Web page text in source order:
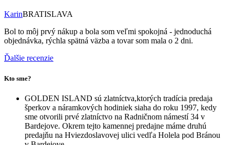
KarinBRATISLAVA
Bol to môj prvý nákup a bola som veľmi spokojná - jednoduchá
objednávka, rýchla spätná väzba a tovar som mala o 2 dni.
Ďalšie recenzie
Kto sme?
GOLDEN ISLAND sú zlatníctva,ktorých tradícia predaja
šperkov a náramkových hodiniek siaha do roku 1997, kedy
sme otvorili prvé zlatníctvo na Radničnom námestí 34 v
Bardejove. Okrem tejto kamennej predajne máme druhú
predajňu na Hviezdoslavovej ulici vedľa Holela pod Bránou